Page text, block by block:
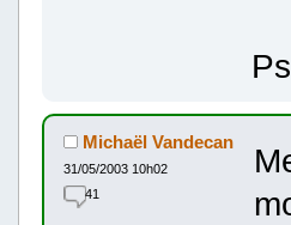
Michaël Vandecan
31/05/2003 10h02
41